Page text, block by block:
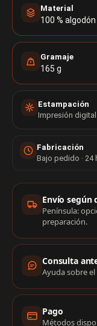
Material
100 % algodón
Gramaje
165 g
Estampación
Impresión digital
Fabricación
Bajo pedido · 24
Información
Envío según
Península:
preparación.
Consulta
Ayuda sobre
Pago
Métodos